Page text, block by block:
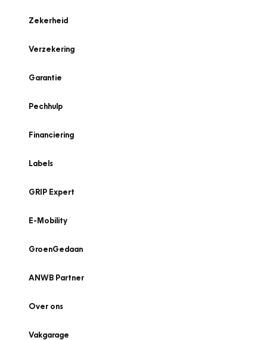
Zekerheid
Verzekering
Garantie
Pechhulp
Financiering
Labels
GRIP Expert
E-Mobility
GroenGedaan
ANWB Partner
Over ons
Vakgarage